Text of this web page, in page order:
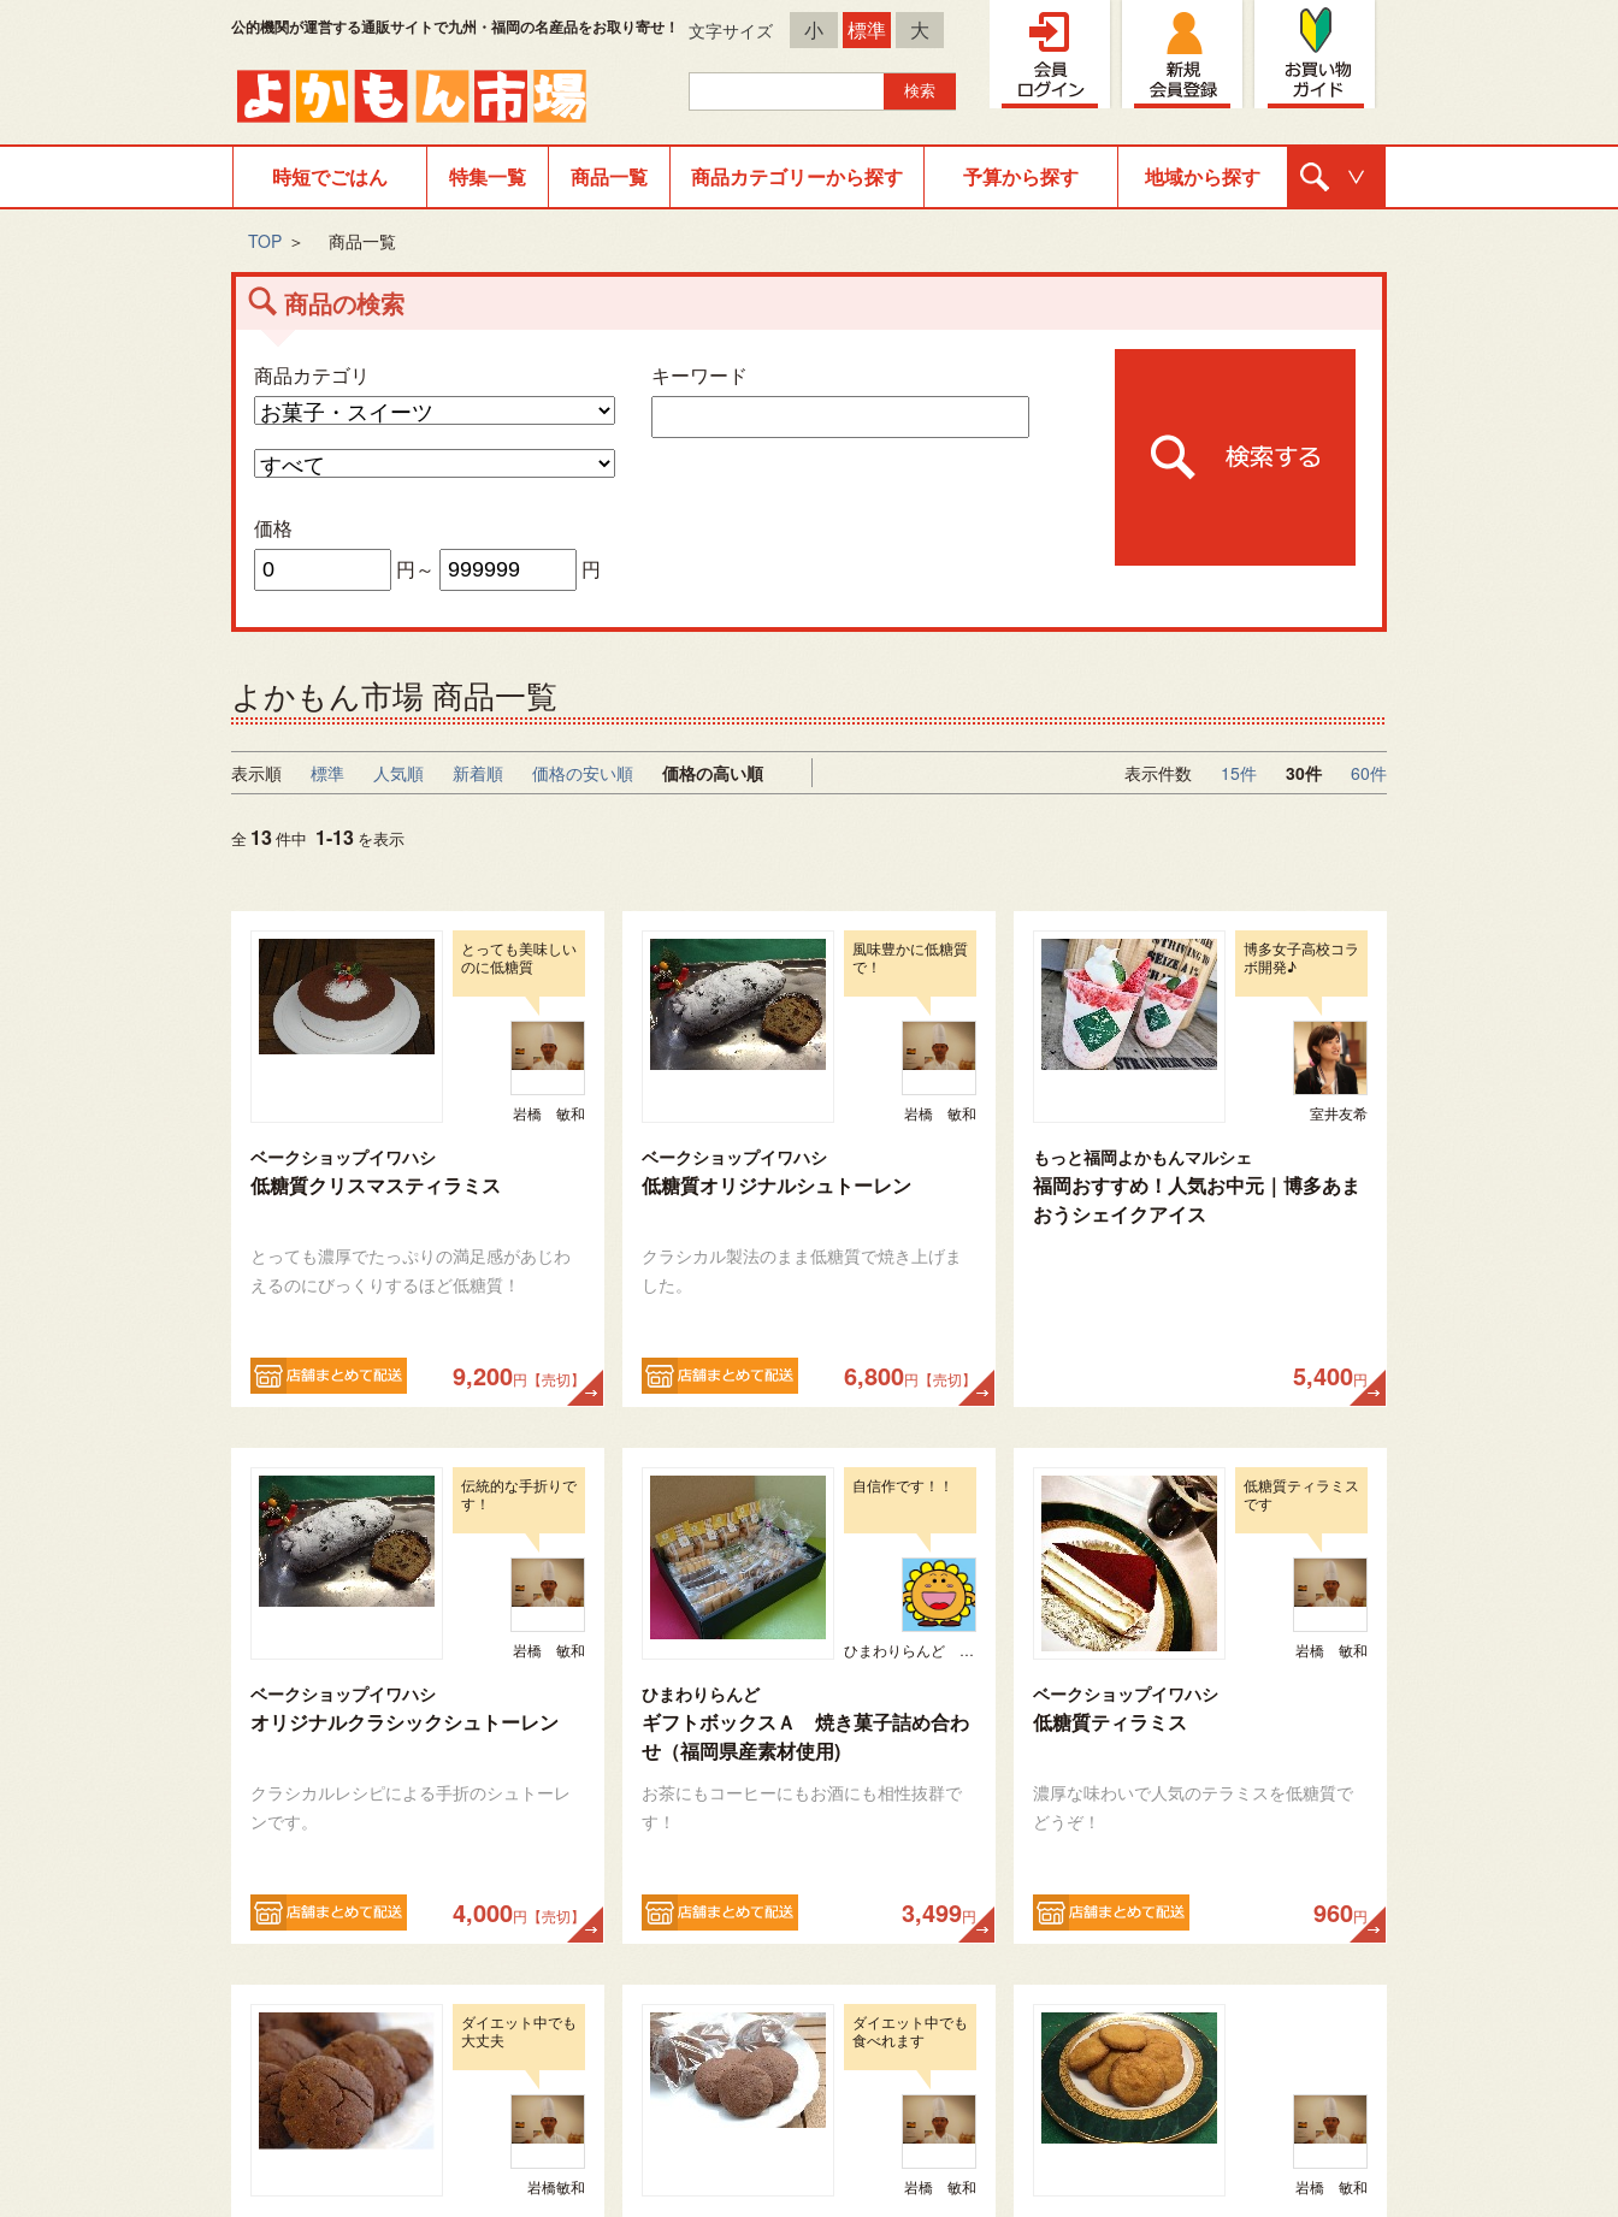
公的機関が運営する通販サイトで九州・福岡の名産品をお取り寄せ！ 文字サイズ 小 標準 大
時短でごはん 特集一覧 商品一覧 商品カテゴリーから探す 予算から探す 地域から探す
TOP ＞ 商品一覧
商品の検索
商品カテゴリ キーワード
価格
円～
円
よかもん市場 商品一覧
表示順 標準 人気順 新着順 価格の安い順 価格の高い順 表示件数 15件 30件 60件
全 13件中 1-13 を表示
とっても美味しい
のに低糖質
岩橋 敏和
ベークショップイワハシ
低糖質クリスマスティラミス
とっても濃厚でたっぷりの満足感があじわ
えるのにびっくりするほど低糖質！
9,200円【売切】
風味豊かに低糖質
で！
岩橋 敏和
ベークショップイワハシ
低糖質オリジナルシュトーレン
クラシカル製法のまま低糖質で焼き上げま
した。
6,800円【売切】
博多女子高校コラ
ボ開発♪
室井友希
もっと福岡よかもんマルシェ
福岡おすすめ！人気お中元｜博多あま
おうシェイクアイス
5,400円
伝統的な手折りで
す！
岩橋 敏和
ベークショップイワハシ
オリジナルクラシックシュトーレン
クラシカルレシピによる手折のシュトーレ
ンです。
4,000円【売切】
自信作です！！
ひまわりらんど おやま
ひまわりらんど
ギフトボックスＡ 焼き菓子詰め合わ
せ（福岡県産素材使用)
お茶にもコーヒーにもお酒にも相性抜群で
す！
3,499円
低糖質ティラミス
です
岩橋 敏和
ベークショップイワハシ
低糖質ティラミス
濃厚な味わいで人気のテラミスを低糖質で
どうぞ！
960円
ダイエット中でも
大丈夫
岩橋敏和
ダイエット中でも
食べれます
岩橋 敏和 岩橋 敏和